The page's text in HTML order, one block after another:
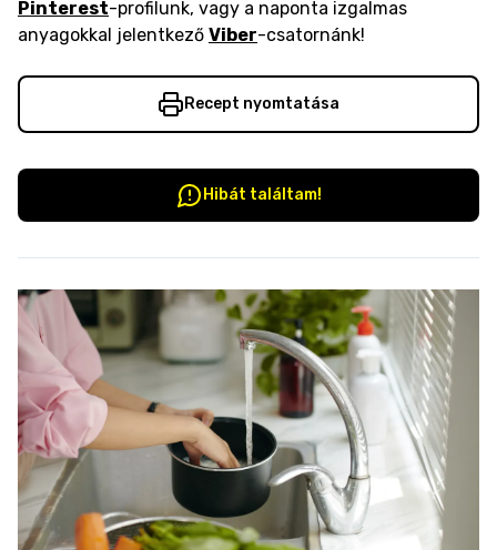
Pinterest-profilunk, vagy a naponta izgalmas
anyagokkal jelentkező Viber-csatornánk!
Recept nyomtatása
Hibát találtam!